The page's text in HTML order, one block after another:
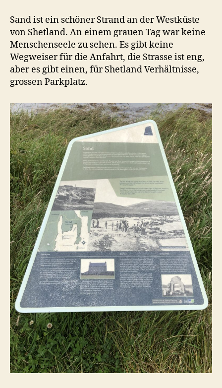
Sand ist ein schöner Strand an der Westküste
von Shetland. An einem grauen Tag war keine
Menschenseele zu sehen. Es gibt keine
Wegweiser für die Anfahrt, die Strasse ist eng,
aber es gibt einen, für Shetland Verhältnisse,
grossen Parkplatz.